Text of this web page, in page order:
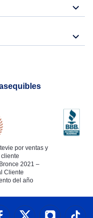
por ventas y
2021 –
Cliente
del año